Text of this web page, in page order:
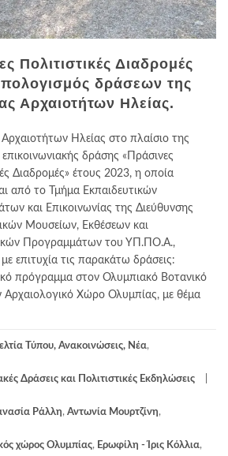
Πολιτιστικές Διαδρομές
δράσεων της
Αρχαιοτήτων Ηλείας.
Ηλείας στο πλαίσιο της
επικοινωνιακής δράσης «Πράσινες
Διαδρομές» έτους 2023, η οποία
από το Τμήμα Εκπαιδευτικών
και Επικοινωνίας της Διεύθυνσης
Μουσείων, Εκθέσεων και
Προγραμμάτων του ΥΠ.ΠΟ.Α.,
επιτυχία τις παρακάτω δράσεις:
πρόγραμμα στον Ολυμπιακό Βοτανικό
Αρχαιολογικό Χώρο Ολυμπίας, με θέμα
Τύπου, Ανακοινώσεις, Νέα,
Δράσεις και Πολιτιστικές Εκδηλώσεις
Ράλλη, Αντωνία Μουρτζίνη,
χώρος Ολυμπίας, Ερωφίλη - Ίρις Κόλλια,